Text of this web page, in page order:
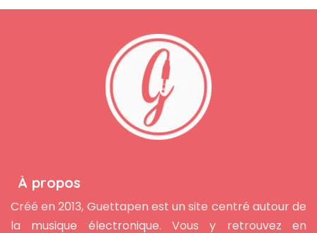
À propos
Créé en 2013, Guettapen est un site centré autour de
la musique électronique. Vous y retrouvez en